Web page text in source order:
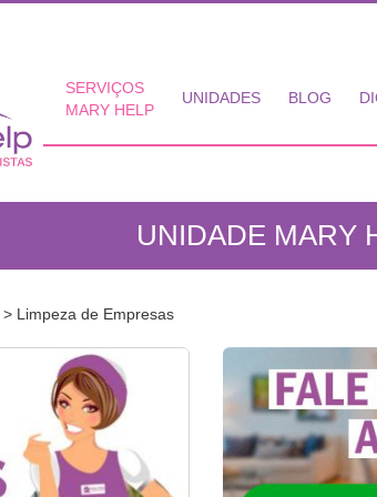
SERVIÇOS
MARY HELP
UNIDADES BLOG
UNIDADE MARY
> Limpeza de Empresas